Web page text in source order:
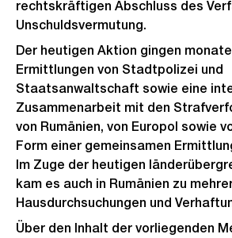
rechtskräftigen Abschluss des
Unschuldsvermutung.
Der heutigen Aktion gingen
Ermittlungen von Stadtpolizei und
Staatsanwaltschaft sowie eine
Zusammenarbeit mit den
von Rumänien, von Europol sowie
Form einer gemeinsamen
Im Zuge der heutigen
kam es auch in Rumänien zu
Hausdurchsuchungen und
Über den Inhalt der vorliegenden